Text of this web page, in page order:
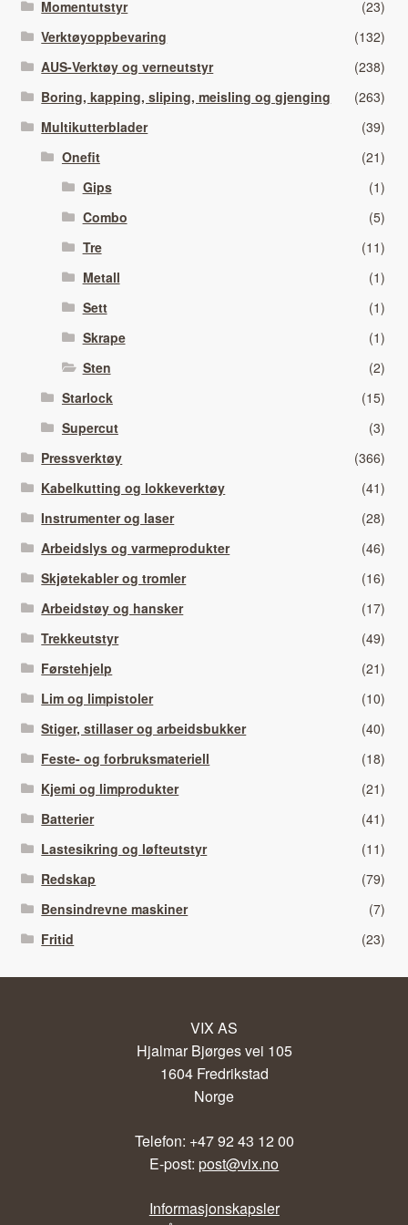
Momentutstyr
(23)
Verktøyoppbevaring
(132)
AUS-Verktøy og verneutstyr
(238)
Boring, kapping, sliping, meisling og gjenging
(263)
Multikutterblader
(39)
Onefit
(21)
Gips
(1)
Combo
(5)
Tre
(11)
Metall
(1)
Sett
(1)
Skrape
(1)
Sten
(2)
Starlock
(15)
Supercut
(3)
Pressverktøy
(366)
Kabelkutting og lokkeverktøy
(41)
Instrumenter og laser
(28)
Arbeidslys og varmeprodukter
(46)
Skjøtekabler og tromler
(16)
Arbeidstøy og hansker
(17)
Trekkeutstyr
(49)
Førstehjelp
(21)
Lim og limpistoler
(10)
Stiger, stillaser og arbeidsbukker
(40)
Feste- og forbruksmateriell
(18)
Kjemi og limprodukter
(21)
Batterier
(41)
Lastesikring og løfteutstyr
(11)
Redskap
(79)
Bensindrevne maskiner
(7)
Fritid
(23)
VIX AS
Hjalmar Bjørges vei 105
1604 Fredrikstad
Norge
Telefon: +47 92 43 12 00
E-post:post@vix.no
Informasjonskapsler